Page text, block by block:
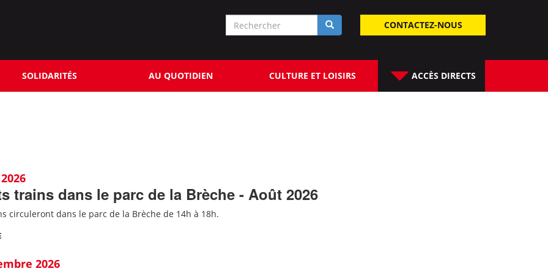
CONTACTEZ-NOUS
Formulaire
recherche
SOLIDARITÉS AU QUOTIDIEN CULTURE ET LOISIRS ACCÈS DIRECTS
trains dans le parc de la Brèche - Août 2026
circuleront dans le parc de la Brèche de 14h à 18h.
2026